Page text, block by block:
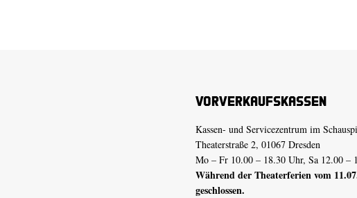
Vorverkaufskassen
Kassen- und Servicezentrum im
Theaterstraße 2, 01067 Dresden
Mo – Fr 10.00 – 18.30 Uhr, Sa 12.00 –
Während der Theaterferien vom
geschlossen.